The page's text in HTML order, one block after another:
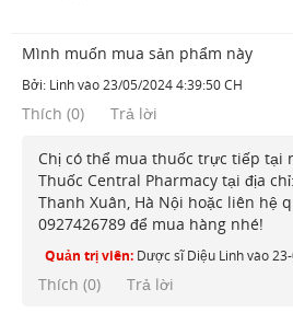
Mình muốn mua sản phẩm này
Bởi: Linhvào23/05/2024 4:39:50 CH
Thích (0) Trả lời
Chị có thể mua thuốc trực tiếp tại
Thuốc Central Pharmacy tại địa
Thanh Xuân, Hà Nội hoặc liên hệ
0927426789 để mua hàng nhé!
Quản trị viên: Dược sĩ Diệu Linhvào
Thích (0) Trả lời